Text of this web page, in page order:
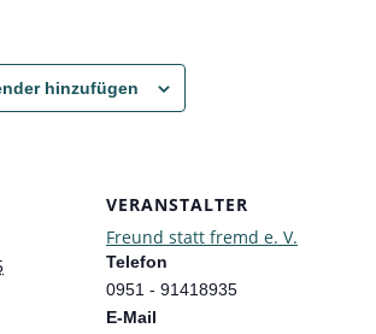
hinzufügen
VERANSTALTER
Freund statt fremd e. V.
Telefon
0951 - 91418935
E-Mail